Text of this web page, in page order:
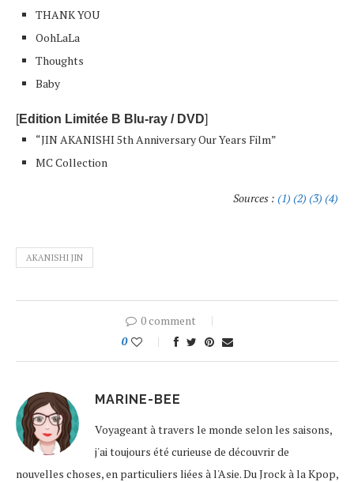
THANK YOU
OohLaLa
Thoughts
Baby
[Edition Limitée B Blu-ray / DVD]
“JIN AKANISHI 5th Anniversary Our Years Film”
MC Collection
Sources : (1) (2) (3) (4)
AKANISHI JIN
0 comment
0
MARINE-BEE
Voyageant à travers le monde selon les saisons,
j'ai toujours été curieuse de découvrir de
nouvelles choses, en particuliers liées à l'Asie. Du Jrock à la Kpop,